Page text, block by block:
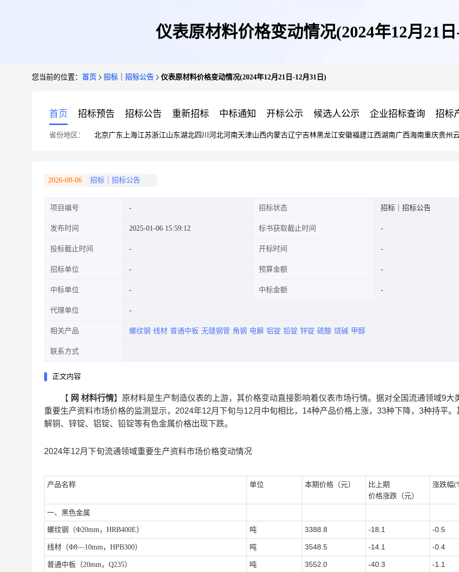
仪表原材料价格变动情况(2024年12月21
您当前的位置： 首页 招标｜招标公告 仪表原材料价格变动情况(2024年12月21日-12月31日)
首页 招标预告 招标公告 重新招标 中标通知 开标公示 候选人公示 企业招标查询 招标
省份地区： 北京广东 上海江苏浙江山东湖北四川 河北河南天津山西内蒙古辽宁吉林黑龙江安徽福建江西湖南广西海南重庆贵州
2026-08-06 招标｜招标公告
项目编号 招标状态 招标｜招标公告
发布时间 2025-01-06 15:59:12 标书获取截止时间
投标截止时间 开标时间
招标单位 预算金额
中标单位 中标金额
代理单位
相关产品 螺纹钢 线材 普通中板 无缝钢管 角钢 电解 铝锭 铅锭 锌锭 硫酸 烧碱 甲醇
联系方式
正文内容
【 网 材料行情】原材料是生产制造仪表的上游，其价格变动直接影响着仪表市场行情。据对全国流通领域9大
重要生产资料市场价格的监测显示，2024年12月下旬与12月中旬相比，14种产品价格上涨，33种下降，3种持平。
解铜、锌锭、铝锭、铅锭等有色金属价格出现下跌。
2024年12月下旬流通领域重要生产资料市场价格变动情况
产品名称 单位 本期价格（元）
比上期
价格涨跌（元）
涨跌幅
一、黑色金属
螺纹钢（Φ20mm，HRB400E） 吨 3388.8 -18.1 -0.5
线材（Φ8—10mm，HPB300） 吨 3548.5 -14.1 -0.4
普通中板（20mm，Q235） 吨 3552.0 -40.3 -1.1